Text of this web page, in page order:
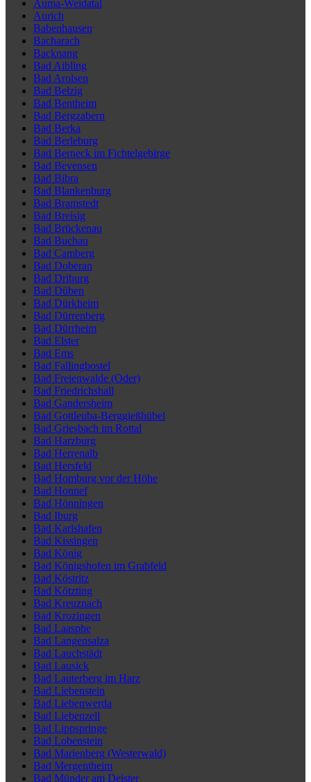
Auma-Weidatal
Aurich
Babenhausen
Bacharach
Backnang
Bad Aibling
Bad Arolsen
Bad Belzig
Bad Bentheim
Bad Bergzabern
Bad Berka
Bad Berleburg
Bad Berneck im Fichtelgebirge
Bad Bevensen
Bad Bibra
Bad Blankenburg
Bad Bramstedt
Bad Breisig
Bad Brückenau
Bad Buchau
Bad Camberg
Bad Doberan
Bad Driburg
Bad Düben
Bad Dürkheim
Bad Dürrenberg
Bad Dürrheim
Bad Elster
Bad Ems
Bad Fallingbostel
Bad Freienwalde (Oder)
Bad Friedrichshall
Bad Gandersheim
Bad Gottleuba-Berggießhübel
Bad Griesbach im Rottal
Bad Harzburg
Bad Herrenalb
Bad Hersfeld
Bad Homburg vor der Höhe
Bad Honnef
Bad Hönningen
Bad Iburg
Bad Karlshafen
Bad Kissingen
Bad König
Bad Königshofen im Grabfeld
Bad Köstritz
Bad Kötzting
Bad Kreuznach
Bad Krozingen
Bad Laasphe
Bad Langensalza
Bad Lauchstädt
Bad Lausick
Bad Lauterberg im Harz
Bad Liebenstein
Bad Liebenwerda
Bad Liebenzell
Bad Lippspringe
Bad Lobenstein
Bad Marienberg (Westerwald)
Bad Mergentheim
Bad Münder am Deister